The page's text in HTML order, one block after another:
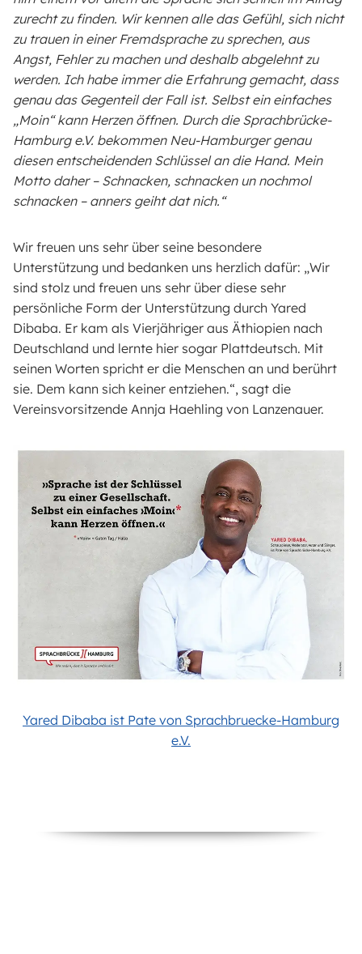
zurecht zu finden. Wir kennen alle das Gefühl, sich nicht
zu trauen in einer Fremdsprache zu sprechen, aus
Angst, Fehler zu machen und deshalb abgelehnt zu
werden. Ich habe immer die Erfahrung gemacht, dass
genau das Gegenteil der Fall ist. Selbst ein einfaches
„Moin“ kann Herzen öffnen. Durch die Sprachbrücke-
Hamburg e.V. bekommen Neu-Hamburger genau
diesen entscheidenden Schlüssel an die Hand. Mein
Motto daher – Schnacken, schnacken un nochmol
schnacken – anners geiht dat nich.“
Wir freuen uns sehr über seine besondere
Unterstützung und bedanken uns herzlich dafür: „Wir
sind stolz und freuen uns sehr über diese sehr
persönliche Form der Unterstützung durch Yared
Dibaba. Er kam als Vierjähriger aus Äthiopien nach
Deutschland und lernte hier sogar Plattdeutsch. Mit
seinen Worten spricht er die Menschen an und berührt
sie. Dem kann sich keiner entziehen.“, sagt die
Vereinsvorsitzende Annja Haehling von Lanzenauer.
Yared Dibaba ist Pate von Sprachbruecke-Hamburg
e.V.